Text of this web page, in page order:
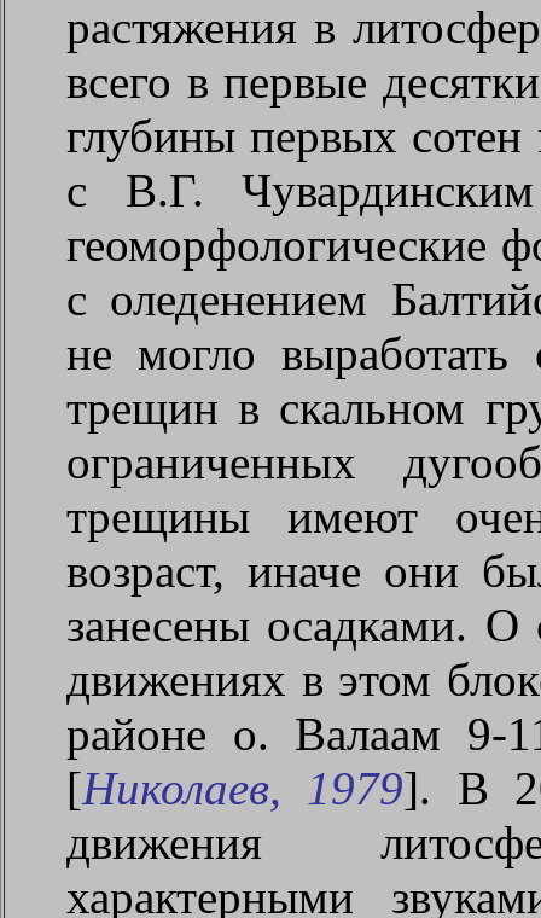
растяжения в
всего в первые
глубины первых сотен
с В.Г.
геоморфологические
с оледенением
не могло
трещин в скальном
ограниченных
трещины имеют
возраст, иначе они
занесены осадками. О
движениях в этом
районе о. Валаам 9-
[Николаев, 1979]. В
движения
характерными